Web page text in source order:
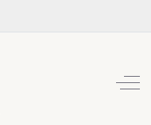
Off-